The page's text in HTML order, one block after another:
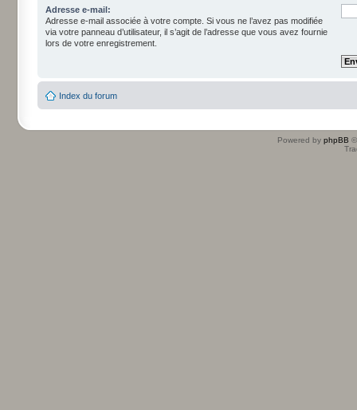
Adresse e-mail:
Adresse e-mail associée à votre compte. Si vous ne l’avez pas modifiée
via votre panneau d’utilisateur, il s’agit de l’adresse que vous avez fournie
lors de votre enregistrement.
Index du forum
Powered by phpBB